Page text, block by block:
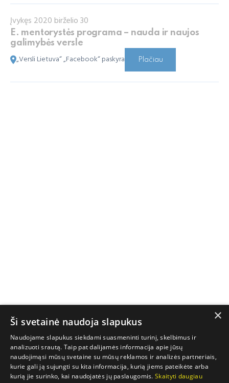
Įvykęs 2020 birželio 30
E. mentorystės programa – nauda ir naujos
galimybės versle
„Versli Lietuva“ „Facebook“ paskyra Plačiau
×
Ši svetainė naudoja slapukus
Naudojame slapukus siekdami suasmeninti turinį, skelbimus ir
analizuoti srautą. Taip pat dalijamės informacija apie jūsų
naudojimąsi mūsų svetaine su mūsų reklamos ir analizės partneriais,
kurie gali ją sujungti su kita informacija, kurią jiems pateikėte arba
kurią jie surinko, kai naudojatės jų paslaugomis.Skaityti daugiau